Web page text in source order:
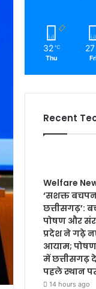
32 ℃
Thu
27
Recent
Welfare
‘सशक्त
छत्तीसगढ़’:
पोषण और
प्रदेश ने गढ़े
आयाम;
में छत्तीसगढ़
पहले स्थान
14 hours ago